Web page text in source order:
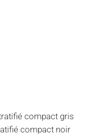
compact gris
compact noir